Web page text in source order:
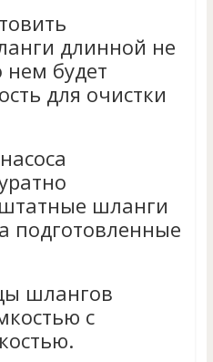
длинной не
нем будет
для очистки
шланги
подготовленные
шлангов
с